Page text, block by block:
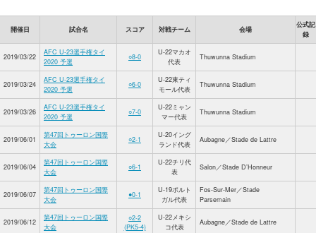
開催日 試合名 スコア 対戦チーム 会場
公式記
録
2019/03/22
AFC U-23選手権タイ
2020 予選
○8-0
U-22マカオ
代表
Thuwunna Stadium
2019/03/24
AFC U-23選手権タイ
2020 予選
○6-0
U-22東ティ
モール代表
Thuwunna Stadium
2019/03/26
AFC U-23選手権タイ
2020 予選
○7-0
U-22ミャン
マー代表
Thuwunna Stadium
2019/06/01
第47回トゥーロン国際
大会
○2-1
U-20イング
ランド代表
Aubagne／Stade de Lattre
2019/06/04
第47回トゥーロン国際
大会
○6-1
U-22チリ代
表
Salon／Stade D’Honneur
2019/06/07
第47回トゥーロン国際
大会
●0-1
U-19ポルト
ガル代表
Fos-Sur-Mer／Stade
Parsemain
2019/06/12
第47回トゥーロン国際
大会
○2-2
(PK5-4)
U-22メキシ
コ代表
Aubagne／Stade de Lattre